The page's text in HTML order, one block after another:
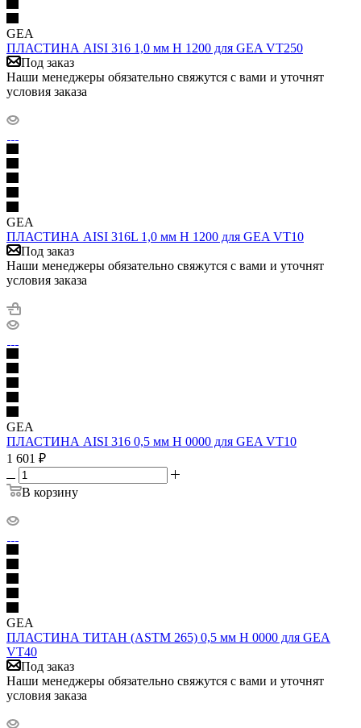
GEA
ПЛАСТИНА AISI 316 1,0 мм H 1200 для GEA VT250
Под заказ
Наши менеджеры обязательно свяжутся с вами и уточнят
условия заказа
GEA
ПЛАСТИНА AISI 316L 1,0 мм H 1200 для GEA VT10
Под заказ
Наши менеджеры обязательно свяжутся с вами и уточнят
условия заказа
GEA
ПЛАСТИНА AISI 316 0,5 мм H 0000 для GEA VT10
1 601 ₽
В корзину
GEA
ПЛАСТИНА ТИТАН (ASTM 265) 0,5 мм H 0000 для GEA
VT40
Под заказ
Наши менеджеры обязательно свяжутся с вами и уточнят
условия заказа